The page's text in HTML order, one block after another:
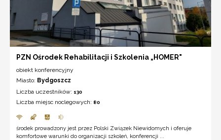
PZN Ośrodek Rehabilitacji i Szkolenia „HOMER"
obiekt konferencyjny
Miasto: Bydgoszcz
Liczba uczestników: 130
Liczba miejsc noclegowych: 80
środek prowadzony jest przez Polski Związek Niewidomych i oferuje
komfortowe warunki do organizacji szkoleń, konferencji ...